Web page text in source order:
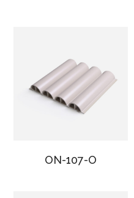
ON-107-O